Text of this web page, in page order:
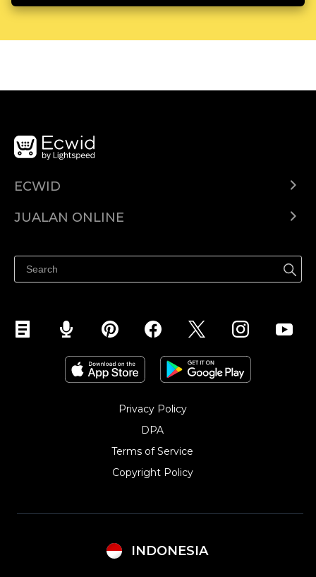
ECWID
Pusat Bantuan
JUALAN ONLINE
Jualan di Facebook
Privacy Policy
DPA
Terms of Service
Copyright Policy‎
INDONESIA